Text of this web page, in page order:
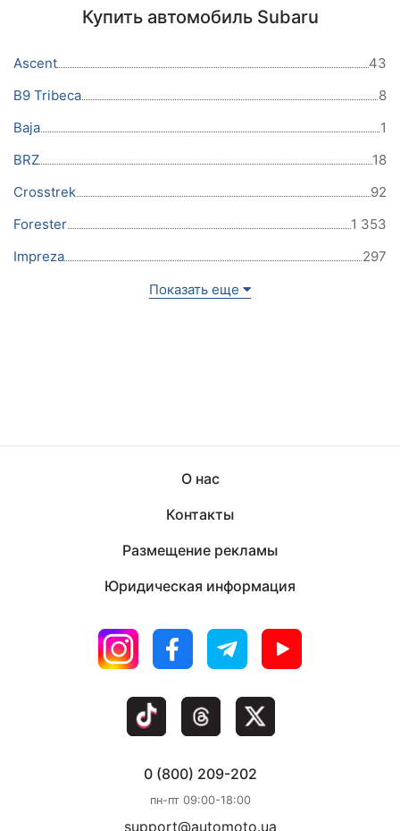
Купить автомобиль Subaru
Ascent
43
B9 Tribeca
8
Baja
1
BRZ
18
Crosstrek
92
Forester
1 353
Impreza
297
Показать еще
О нас
Контакты
Размещение рекламы
Юридическая информация
0 (800) 209-202
пн-пт 09:00-18:00
support@automoto.ua